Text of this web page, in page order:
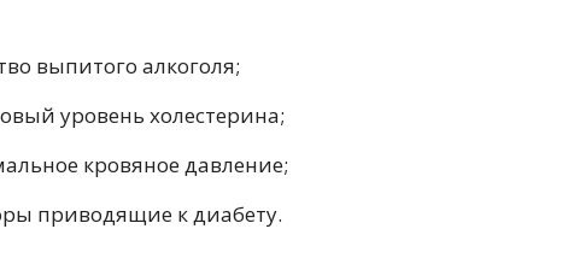
выпитого алкоголя;
уровень холестерина;
кровяное давление;
приводящие к диабету.